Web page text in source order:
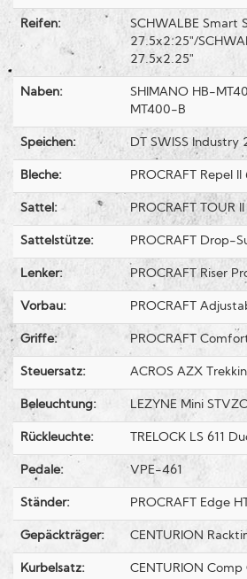
Reifen:
SCHWALBE Smart
27.5x2.25"/
27.5x2.25"
Naben:
SHIMANO HB-
MT400-B
Speichen: DT SWISS Industry
Bleche: PROCRAFT Repel II
Sattel: PROCRAFT TOUR II
Sattelstütze: PROCRAFT Drop-
Lenker: PROCRAFT Riser
Vorbau: PROCRAFT
Griffe: PROCRAFT
Steuersatz: ACROS AZX
Beleuchtung: LEZYNE Mini
Rückleuchte: TRELOCK LS 611
Pedale: VPE-461
Ständer: PROCRAFT Edge HT
Gepäckträger: CENTURION
Kurbelsatz:
CENTURION